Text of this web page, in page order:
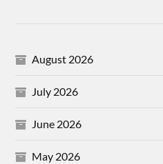
August 2026
July 2026
June 2026
May 2026